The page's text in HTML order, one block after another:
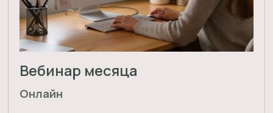
01